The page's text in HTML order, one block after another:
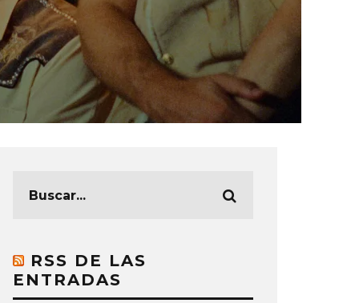
RSS DE LAS
ENTRADAS